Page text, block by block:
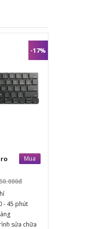
-17%
Mua
- 45 phút
sửa chữa